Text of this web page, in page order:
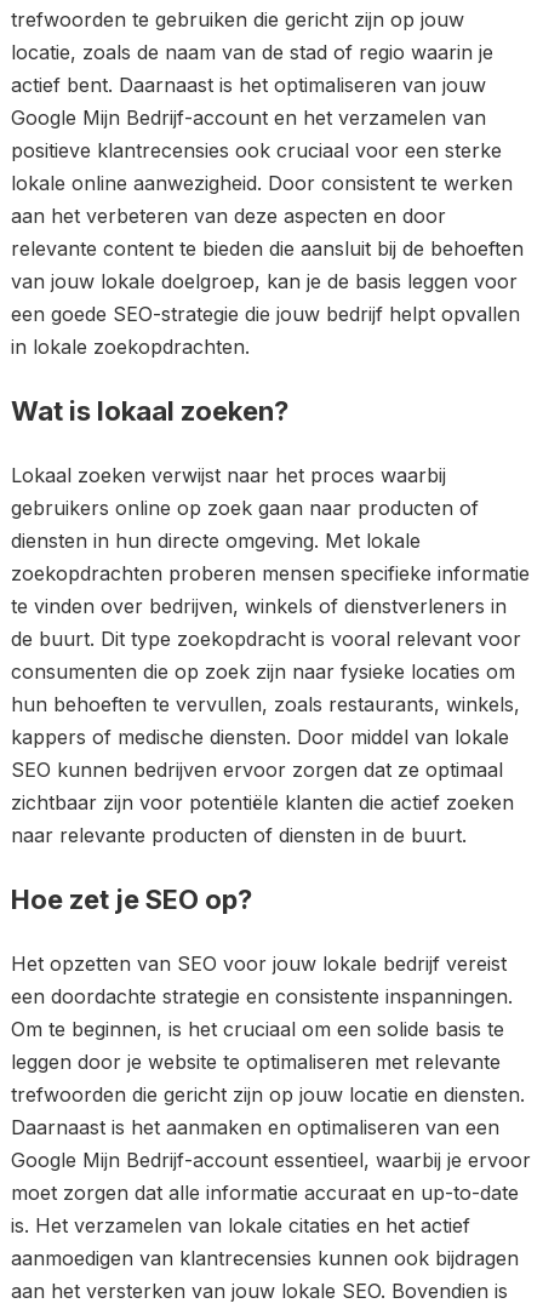
trefwoorden te gebruiken die gericht zijn op jouw
locatie, zoals de naam van de stad of regio waarin je
actief bent. Daarnaast is het optimaliseren van jouw
Google Mijn Bedrijf-account en het verzamelen van
positieve klantrecensies ook cruciaal voor een sterke
lokale online aanwezigheid. Door consistent te werken
aan het verbeteren van deze aspecten en door
relevante content te bieden die aansluit bij de behoeften
van jouw lokale doelgroep, kan je de basis leggen voor
een goede SEO-strategie die jouw bedrijf helpt opvallen
in lokale zoekopdrachten.
Wat is lokaal zoeken?
Lokaal zoeken verwijst naar het proces waarbij
gebruikers online op zoek gaan naar producten of
diensten in hun directe omgeving. Met lokale
zoekopdrachten proberen mensen specifieke informatie
te vinden over bedrijven, winkels of dienstverleners in
de buurt. Dit type zoekopdracht is vooral relevant voor
consumenten die op zoek zijn naar fysieke locaties om
hun behoeften te vervullen, zoals restaurants, winkels,
kappers of medische diensten. Door middel van lokale
SEO kunnen bedrijven ervoor zorgen dat ze optimaal
zichtbaar zijn voor potentiële klanten die actief zoeken
naar relevante producten of diensten in de buurt.
Hoe zet je SEO op?
Het opzetten van SEO voor jouw lokale bedrijf vereist
een doordachte strategie en consistente inspanningen.
Om te beginnen, is het cruciaal om een solide basis te
leggen door je website te optimaliseren met relevante
trefwoorden die gericht zijn op jouw locatie en diensten.
Daarnaast is het aanmaken en optimaliseren van een
Google Mijn Bedrijf-account essentieel, waarbij je ervoor
moet zorgen dat alle informatie accuraat en up-to-date
is. Het verzamelen van lokale citaties en het actief
aanmoedigen van klantrecensies kunnen ook bijdragen
aan het versterken van jouw lokale SEO. Bovendien is